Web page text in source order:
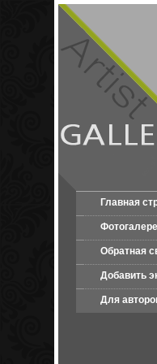
Главная
Обратная
Добавить
Для